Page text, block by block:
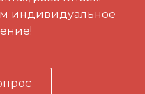
индивидуальное